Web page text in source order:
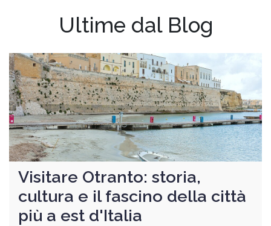
Ultime dal Blog
Visitare Otranto: storia,
cultura e il fascino della città
più a est d'Italia